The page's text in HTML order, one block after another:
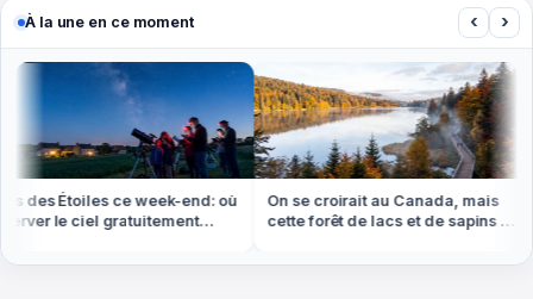
À la une en ce moment ‹ ›
des Étoiles ce week-end: où
le ciel gratuitement
On se croirait au Canada, mais
cette forêt de lacs et de sapins est